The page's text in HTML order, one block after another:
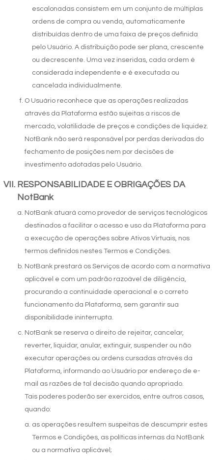
Comprar Ethereum
escalonadas consistem em um conjunto de múltiplas
ordens de compra ou venda, automaticamente
distribuídas dentro de uma faixa de preços definida
pelo Usuário. A distribuição pode ser plana, crescente
ou decrescente. Uma vez inseridas, cada ordem é
considerada independente e é executada ou
cancelada individualmente.
O Usuário reconhece que as operações realizadas
através da Plataforma estão sujeitas a riscos de
mercado, volatilidade de preços e condições de liquidez.
NotBank não será responsável por perdas derivadas do
fechamento de posições nem por decisões de
investimento adotadas pelo Usuário.
RESPONSABILIDADE E OBRIGAÇÕES DA
NotBank
NotBank atuará como provedor de serviços tecnológicos
destinados a facilitar o acesso e uso da Plataforma para
a execução de operações sobre Ativos Virtuais, nos
termos definidos nestes Termos e Condições.
NotBank prestará os Serviços de acordo com a normativa
aplicável e com um padrão razoável de diligência,
procurando a continuidade operacional e o correto
funcionamento da Plataforma, sem garantir sua
disponibilidade ininterrupta.
NotBank se reserva o direito de rejeitar, cancelar,
reverter, liquidar, anular, extinguir, suspender ou não
executar operações ou ordens cursadas através da
Plataforma, informando ao Usuário por endereço de e-
mail as razões de tal decisão quando apropriado.
Tais poderes poderão ser exercidos, entre outros casos,
quando:
as operações resultem suspeitas de descumprir estes
Termos e Condições, as políticas internas da NotBank
ou a normativa aplicável;